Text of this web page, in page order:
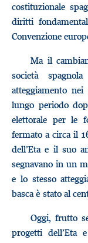
costituzionale
diritti
Convenzione
Ma il
società
atteggiamento
lungo periodo
elettorale per le
fermato a circa il
dell’Eta e il suo
segnavano in un
e lo stesso
basca è stato al
Oggi, frutto
progetti dell’Eta